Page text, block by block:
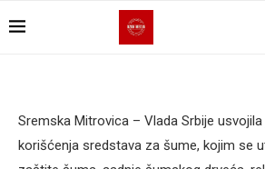
Sremska Mitrovica – Vlada Srbije
korišćenja sredstava za šume, kojim se